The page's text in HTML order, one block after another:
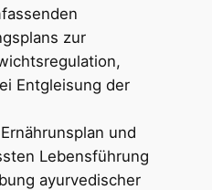
zur
Entgleisung der
und
Lebensführung
ayurvedischer